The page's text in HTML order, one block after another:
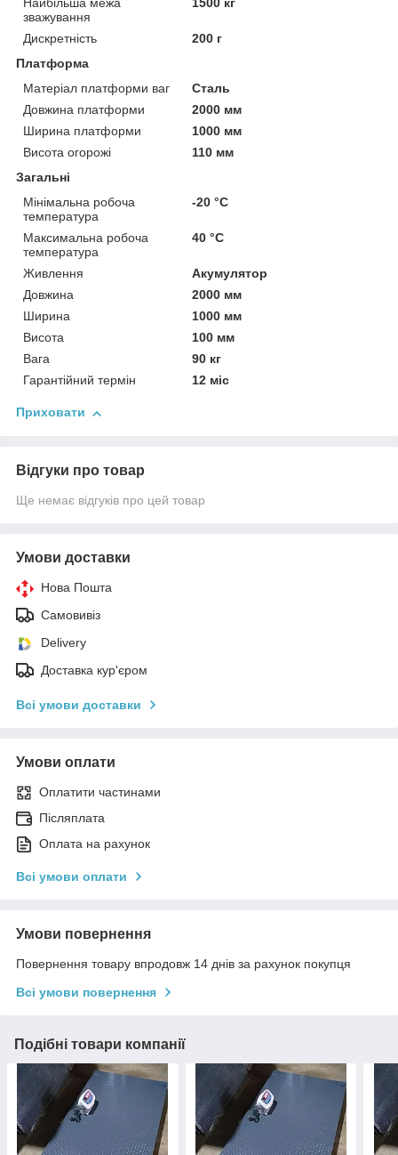
Найбільша межа
зважування
1500 кг
Дискретність
200 г
Платформа
Матеріал платформи ваг
Сталь
Довжина платформи
2000 мм
Ширина платформи
1000 мм
Висота огорожі
110 мм
Загальні
Мінімальна робоча
температура
-20 °С
Максимальна робоча
температура
40 °С
Живлення
Акумулятор
Довжина
2000 мм
Ширина
1000 мм
Висота
100 мм
Вага
90 кг
Гарантійний термін
12 міс
Приховати
Відгуки про товар
Ще немає відгуків про цей товар
Умови доставки
Нова Пошта
Самовивіз
Delivery
Доставка кур'єром
Всі умови доставки
Умови оплати
Оплатити частинами
Післяплата
Оплата на рахунок
Всі умови оплати
Умови повернення
Повернення товару впродовж 14 днів за рахунок покупця
Всі умови повернення
Подібні товари компанії